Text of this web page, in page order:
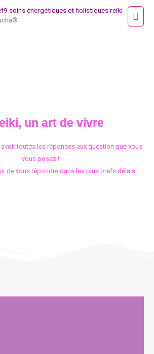
un art de vivre
toutes les réponses aux question que vous
vous posez !
de vous répondre dans les plus brefs délais.